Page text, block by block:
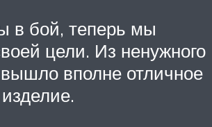
в бой, теперь мы
цели. Из ненужного
вполне отличное